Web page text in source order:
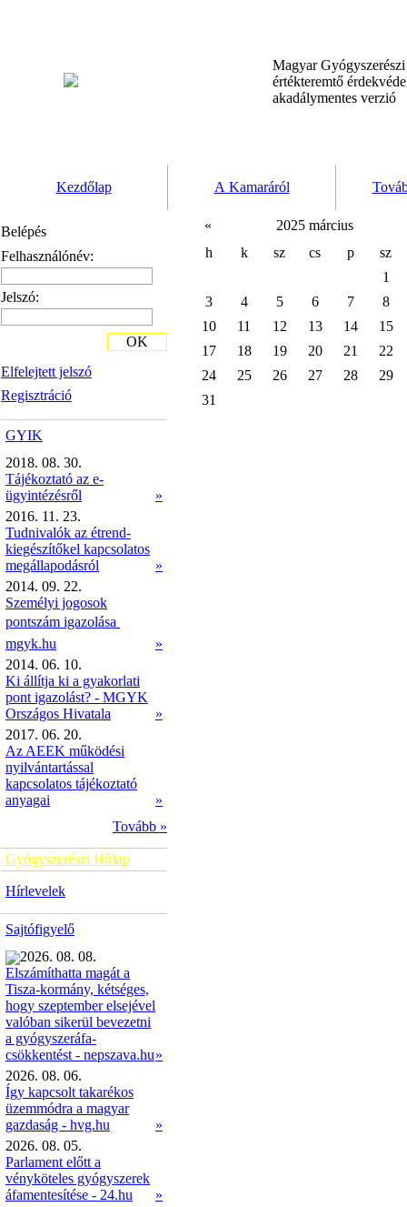
Magyar
értékteremtő
akadálymentes verzió
Kezdőlap A Kamaráról
Belépés
Felhasználónév:
Jelszó:
Elfelejtett jelszó
Regisztráció
OK
GYIK
2018. 08. 30.
Tájékoztató az e-
ügyintézésről
»
2016. 11. 23.
Tudnivalók az étrend-
kiegészítőkel kapcsolatos
megállapodásról
»
2014. 09. 22.
Személyi jogosok
pontszám igazolása 
mgyk.hu
»
2014. 06. 10.
Ki állítja ki a gyakorlati
pont igazolást? - MGYK
Országos Hivatala
»
2017. 06. 20.
Az AEEK működési
nyilvántartással
kapcsolatos tájékoztató
anyagai
»
Tovább »
Gyógyszerészi Hírlap
Hírlevelek
Sajtófigyelő
2026. 08. 08.
Elszámíthatta magát a
Tisza-kormány, kétséges,
hogy szeptember elsejével
valóban sikerül bevezetni
a gyógyszeráfa-
csökkentést - nepszava.hu»
2026. 08. 06.
Így kapcsolt takarékos
üzemmódra a magyar
gazdaság - hvg.hu
»
2026. 08. 05.
Parlament előtt a
vényköteles gyógyszerek
áfamentesítése - 24.hu
»
«
2025 március
h
k sz cs p
sz
1
3
4 5 6 7
8
10
11 12 13 14
15
17
18 19 20 21
22
24
25 26 27 28
29
31